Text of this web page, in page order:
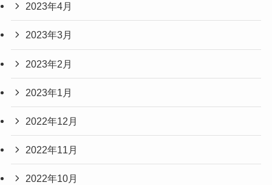
2023年4月
2023年3月
2023年2月
2023年1月
2022年12月
2022年11月
2022年10月